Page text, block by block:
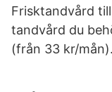
Frisktandvård
tandvård du
(från 33 kr/